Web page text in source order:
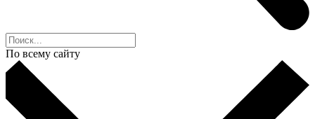
По всему сайту